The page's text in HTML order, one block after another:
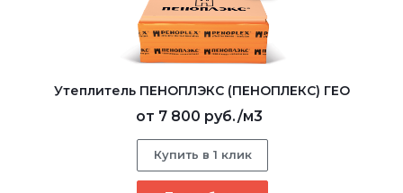
Утеплитель ПЕНОПЛЭКС (ПЕНОПЛЕКС) ГЕО
от 7 800 руб./м3
Купить в 1 клик